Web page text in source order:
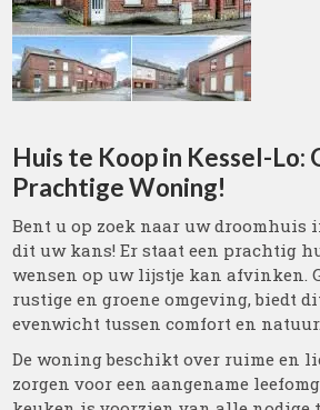
Huis te Koop in Kessel-Lo:
Prachtige Woning!
Bent u op zoek naar uw droomhuis
dit uw kans! Er staat een prachtig
wensen op uw lijstje kan afvinken.
rustige en groene omgeving, biedt
evenwicht tussen comfort en natuur.
De woning beschikt over ruime en
zorgen voor een aangename